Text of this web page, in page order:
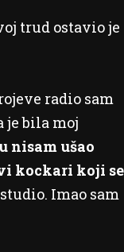
trud ostavio je
radio sam
je bila moj
nisam ušao
kockari koji se
Imao sam